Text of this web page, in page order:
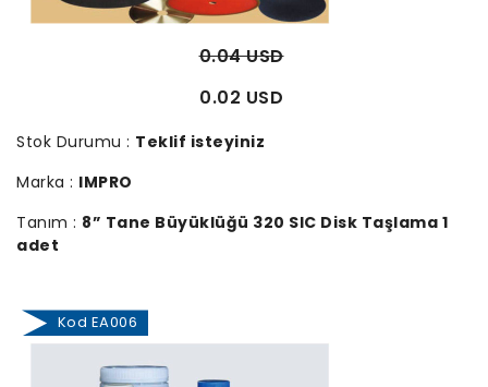
0.04 USD
0.02 USD
Stok Durumu : Teklif isteyiniz
Marka : IMPRO
Tanım : 8” Tane Büyüklüğü 320 SIC Disk Taşlama 1
adet
Kod EA006